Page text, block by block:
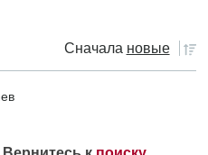
Сначала новые